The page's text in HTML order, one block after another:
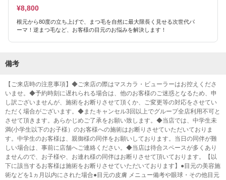
¥8,800
根元から80度の立ち上げで、まつ毛を自然に最大限長く見せる次世代パ
ーマ！逆まつ毛など、お客様の目元のお悩みを解決します！
備考
【ご来店時の注意事項】◆ご来店の際はマスカラ・ビューラーはお控えくださ
いませ。◆予約時刻に遅れられる場合は、他のお客様のご迷惑となるため、申
し訳ございませんが、施術をお断りさせて頂くか、ご変更等の対応をさせてい
ただく場合がございます。◆またキャンセル3回以上でグループ全店利用不可と
させて頂きます。あらかじめご了承をお願い致します。◆当店では、中学生未
満(小学生以下のお子様）のお客様への施術はお断りさせていただいておりま
す。中学生のお客様は、親御様の同伴をお願いしております。当日の同伴が難
しい場合は、事前に店舗へご連絡ください。◆当店は待合スペースが多くあり
ませんので、お子様や、お連れ様の同伴はお断りさせて頂いております。【以
下に該当するお客様は施術をお断りさせていただいております】●目元の美容施
術などを1ヵ月以内にされた場合●目元の皮膚 メニュー備考や眼球・その他目元